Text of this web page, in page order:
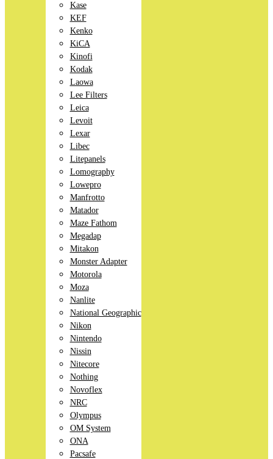
Kase
KEF
Kenko
KiCA
Kinofi
Kodak
Laowa
Lee Filters
Leica
Levoit
Lexar
Libec
Litepanels
Lomography
Lowepro
Manfrotto
Matador
Maze Fathom
Megadap
Mitakon
Monster Adapter
Motorola
Moza
Nanlite
National Geographic
Nikon
Nintendo
Nissin
Nitecore
Nothing
Novoflex
NRC
Olympus
OM System
ONA
Pacsafe